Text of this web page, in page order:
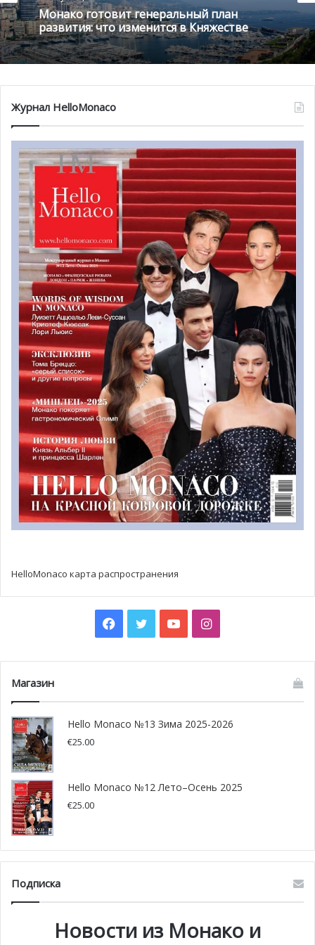
Комитет состоял из Мари-Клод Бо (Marie-Claude Beaud),
директора NMNM, Изабель Бонналь (Isabelle Bonnal),
директора по вопросам национального образования
молодежи и спорта, Мартин Фрезии (Martine Frésia),
Посла Круга Покровителей и члена Комитета по
приобретениям NMNM, Элен Генан (Hélène Guenin),
директора MAMAC (Ницца) и Пьера Нувьона (Pierre
Nouvion), президента Научного Комитета и члена совета
директоров NMNM.
В результате, были отобраны 3 работы, которые теперь
будут включены в коллекцию Нового Национального
музея Монако:
Андреас Ангелидакис (Andreas Angelidakis), «Study for
Crashpad», 2014. Галерея The Breeder, Афины.
Ксавье Тёнис (Xavier Theunis), «Без названия» (пейзаж №
102), 2018. Галерея Catherine Issert, Сен-Поль-де-Ванса.
Карстен Хоеллер (Carsten Höller), «So alone», 2012.
Galerie Air de Paris, Париж.
Фото: gouv.mc
Монако готовит генеральный план
развития: что изменится в Княжестве
Журнал HelloMonaco
HelloMonaco карта распространения
Facebook
TwitterYouTubeInstagram
Магазин
Hello Monaco №13 Зима 2025-2026
€25.00
Hello Monaco №12 Лето–Осень 2025
€25.00
Подписка
Новости из Монако и